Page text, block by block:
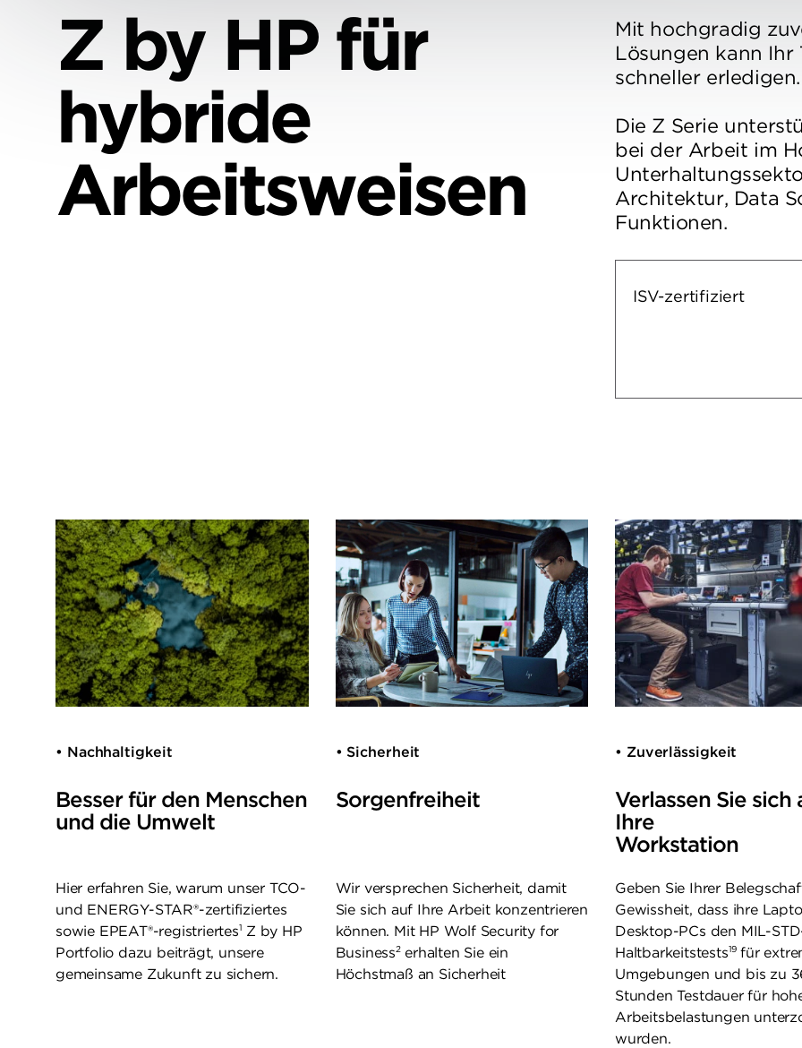
Z by HP für
hybride
Arbeitsweisen
Mit hochgradig
Lösungen kann Ihr
schneller
Die Z Serie
bei der Arbeit im
Architektur, Data
Funktionen.
ISV-zertifiziert
• Nachhaltigkeit
Besser für den Menschen
und die Umwelt
Hier erfahren Sie, warum unser TCO-
und ENERGY-STAR®-zertifiziertes
sowie EPEAT®-registriertes1 Z by HP
Portfolio dazu beiträgt, unsere
gemeinsame Zukunft zu sichern.
• Sicherheit
Sorgenfreiheit
Wir versprechen Sicherheit, damit
Sie sich auf Ihre Arbeit konzentrieren
können. Mit HP Wolf Security for
Business2erhalten Sie ein
Höchstmaß an Sicherheit
• Zuverlässigkeit
Verlassen Sie sich
Ihre
Workstation
Geben Sie Ihrer
Gewissheit, dass ihre
Desktop-PCs den MIL-
Haltbarkeitstests19für
Umgebungen und bis zu
Stunden Testdauer für
Arbeitsbelastungen
wurden.